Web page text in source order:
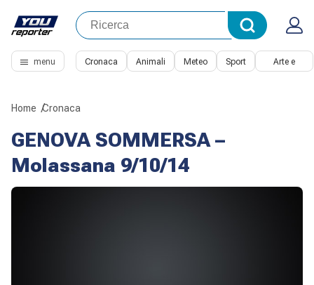
menu Cronaca Animali Meteo Sport Arte e
Home Cronaca
GENOVA SOMMERSA –
Molassana 9/10/14